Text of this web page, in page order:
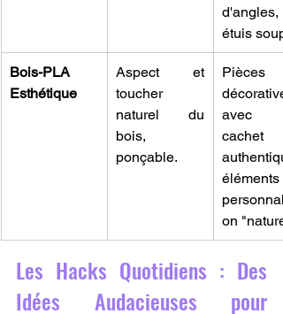
d'angles,
étuis
Bois-PLA
Esthétique
Aspect et
toucher
naturel du
bois,
ponçable.
Pièces
avec
cachet
on
Les Hacks Quotidiens : Des